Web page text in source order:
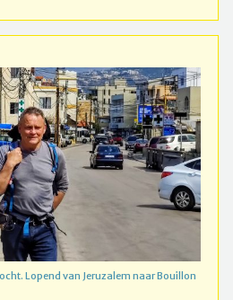
Lopend van Jeruzalem naar Bouillon